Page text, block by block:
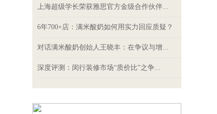
上海超级学长荣获雅思官方金级合作伙伴...
6年700+店：满米酸奶如何用实力回应质疑？
对话满米酸奶创始人王晓丰：在争议与增...
深度评测：闵行装修市场“质价比”之争...